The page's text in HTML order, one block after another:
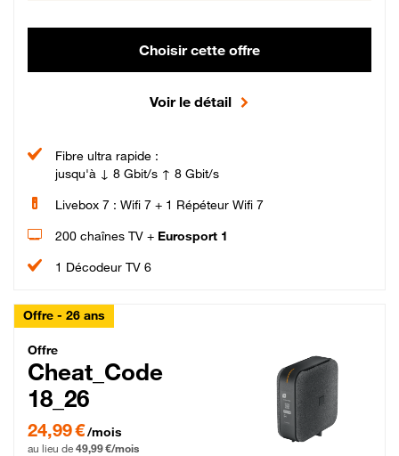
Choisir cette offre
Voir le détail
Fibre ultra rapide :
jusqu'à ↓ 8 Gbit/s ↑ 8 Gbit/s
Livebox 7 : Wifi 7 + 1 Répéteur Wifi 7
200 chaînes TV + Eurosport 1
1 Décodeur TV 6
Offre - 26 ans
Cheat_Code Fibre_18_26
Offre
Cheat_Code
18_26
24,99 € par mois pendant 0 mois puis 49,99 € par mois, Sans engagement
24,99 €/mois
au lieu de 49,99 €/mois